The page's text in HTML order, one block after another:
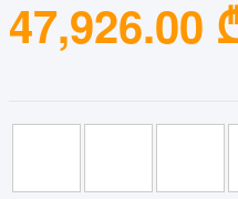
47,926.00